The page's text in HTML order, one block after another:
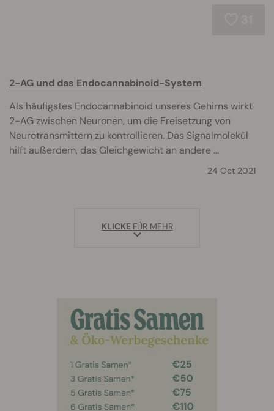
2-AG und das Endocannabinoid-System
Als häufigstes Endocannabinoid unseres Gehirns wirkt
2-AG zwischen Neuronen, um die Freisetzung von
Neurotransmittern zu kontrollieren. Das Signalmolekül
hilft außerdem, das Gleichgewicht an andere ...
24 Oct 2021
KLICKE FÜR MEHR